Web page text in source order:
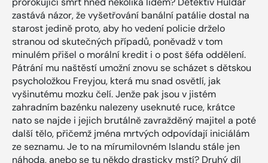
zastává názor, že vyšetřování banální patálie dostal na
starost jedině proto, aby ho vedení policie drželo
stranou od skutečných případů, poněvadž v tom
minulém přišel o morální kredit i o post šéfa oddělení.
Pátrání mu naštěstí umožní znovu se scházet s dětskou
psycholožkou Freyjou, která mu snad osvětlí, jak
vyšinutému mozku čelí. Jenže pak jsou v jistém
zahradním bazénku nalezeny useknuté ruce, krátce
nato se najde i jejich brutálně zavražděný majitel a poté
další tělo, přičemž jména mrtvých odpovídají iniciálám
ze seznamu. Je to na mírumilovném Islandu stále jen
náhoda, anebo se tu někdo drasticky mstí? Druhý díl